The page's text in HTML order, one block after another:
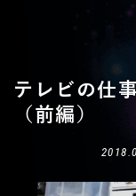
テレビの仕
（前編）